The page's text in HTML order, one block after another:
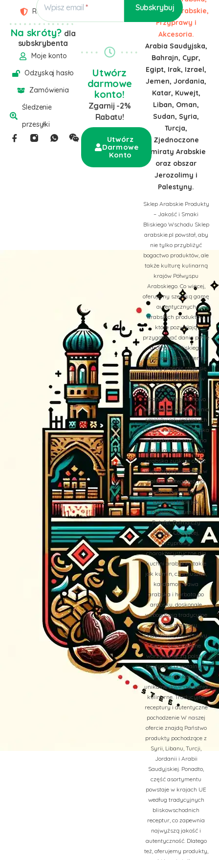
Regulamin
Na skróty? dla
subskrybenta
Moje konto
Odzyskaj hasło
Zamówienia
Śledzenie
przesyłki
Słodycze Arabskie,
Przyprawy i
Akcesoria.
Arabia Saudyjska,
Bahrajn, Cypr,
Egipt, Irak, Izrael,
Jemen, Jordania,
Katar, Kuwejt,
Liban, Oman,
Sudan, Syria,
Turcja,
Zjednoczone
Emiraty Arabskie
oraz obszar
Jerozolimy i
Palestyny.
Sklep Arabskie Produkty
– Jakość i Smaki
Bliskiego Wschodu Sklep
arabskie.pl powstał, aby
nie tylko przybliżyć
bogactwo produktów, ale
także kulturę kulinarną
krajów Półwyspu
Arabskiego. Co więcej,
oferujemy szeroką gamę
autentycznych
arabskich produktów,
które pozwalają
przygotować dania pełne
aromatów Bliskiego
Wschodu. Dzięki temu,
każdy przepis staje się
wyjątkową podróżą w
świat orientalnych
doznań, które na nowo
przywołują wspomnienia
smaków odwiedzanych
miejsc. Kuchnia Arabska
– Egzotyczne smaki na
polskim stole Kuchnia
arabska zyskuje coraz
większą popularność w
Polsce. Dlatego też, na
stołach pojawiają się
potrawy takie jak
Hommos (Humus),
Falafel, Dolma czy
Zaatar. Co więcej,
przyprawy
charakterystyczne dla
kuchni arabskiej, takie
jak kumin, czarnuszka,
kardamon, kawa
arabska i herbata po
arabsku, doskonale
wzbogacają tradycyjne
polskie przepisy.
Dodatkowo, oliwki, oliwy,
sery i faszerowane
warzywa łączą polskie
tradycje z orientalnym
smakiem, tworząc
unikalne doświadczenia
kulinarne. Tradycyjne
receptury i autentyczne
pochodzenie W naszej
ofercie znajdą Państwo
produkty pochodzące z
Syrii, Libanu, Turcji,
Jordanii i Arabii
Saudyjskiej. Ponadto,
część asortymentu
powstaje w krajach UE
według tradycyjnych
bliskowschodnich
receptur, co zapewnia
najwyższą jakość i
autentyczność. Dlatego
też, oferujemy produkty,
Wpisz email
Utwórz
darmowe
konto!
Zgarnij -2%
Rabatu!
Utwórz
Darmowe
Konto